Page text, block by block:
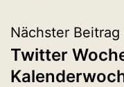
Nächster Beitrag
Twitter